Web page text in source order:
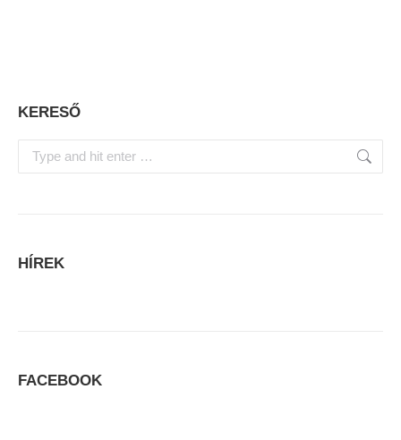
KERESŐ
Search:
HÍREK
FACEBOOK